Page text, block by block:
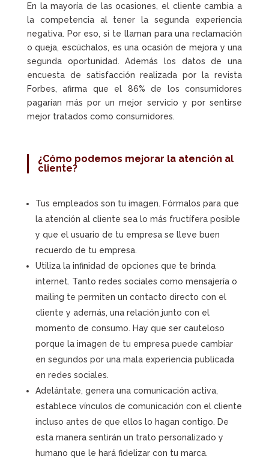
En la mayoría de las ocasiones, el cliente cambia a
la competencia al tener la segunda experiencia
negativa. Por eso, si te llaman para una reclamación
o queja, escúchalos, es una ocasión de mejora y una
segunda oportunidad. Además los datos de una
encuesta de satisfacción realizada por la revista
Forbes, afirma que el 86% de los consumidores
pagarían más por un mejor servicio y por sentirse
mejor tratados como consumidores.
¿Cómo podemos mejorar la atención al
cliente?
Tus empleados son tu imagen. Fórmalos para que
la atención al cliente sea lo más fructífera posible
y que el usuario de tu empresa se lleve buen
recuerdo de tu empresa.
Utiliza la infinidad de opciones que te brinda
internet. Tanto redes sociales como mensajería o
mailing te permiten un contacto directo con el
cliente y además, una relación junto con el
momento de consumo. Hay que ser cauteloso
porque la imagen de tu empresa puede cambiar
en segundos por una mala experiencia publicada
en redes sociales.
Adelántate, genera una comunicación activa,
establece vínculos de comunicación con el cliente
incluso antes de que ellos lo hagan contigo. De
esta manera sentirán un trato personalizado y
humano que le hará fidelizar con tu marca.